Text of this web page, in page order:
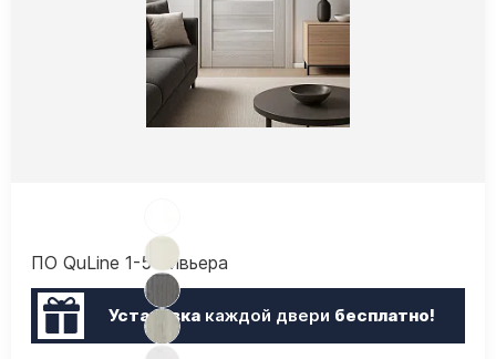
ПО QuLine 1-5 Ривьера
Установкакаждой двери бесплатно!